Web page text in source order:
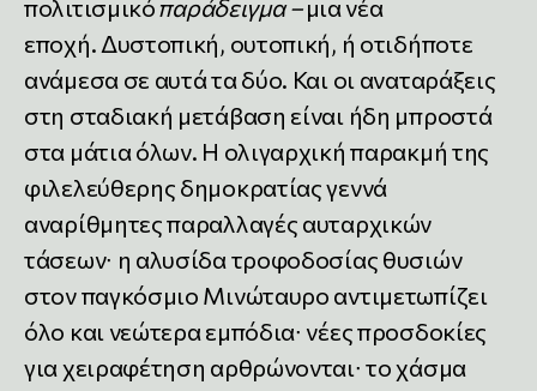
πολιτισμικόπαράδειγμα –μια νέα
εποχή. Δυστοπική, ουτοπική, ή οτιδήποτε
ανάμεσα σε αυτά τα δύο. Και οι αναταράξεις
στη σταδιακή μετάβαση είναι ήδη μπροστά
στα μάτια όλων. Η ολιγαρχική παρακμή της
φιλελεύθερης δημοκρατίας γεννά
αναρίθμητες παραλλαγές αυταρχικών
τάσεων∙ η αλυσίδα τροφοδοσίας θυσιών
στον παγκόσμιο Μινώταυρο αντιμετωπίζει
όλο και νεώτερα εμπόδια∙ νέες προσδοκίες
για χειραφέτηση αρθρώνονται∙ το χάσμα